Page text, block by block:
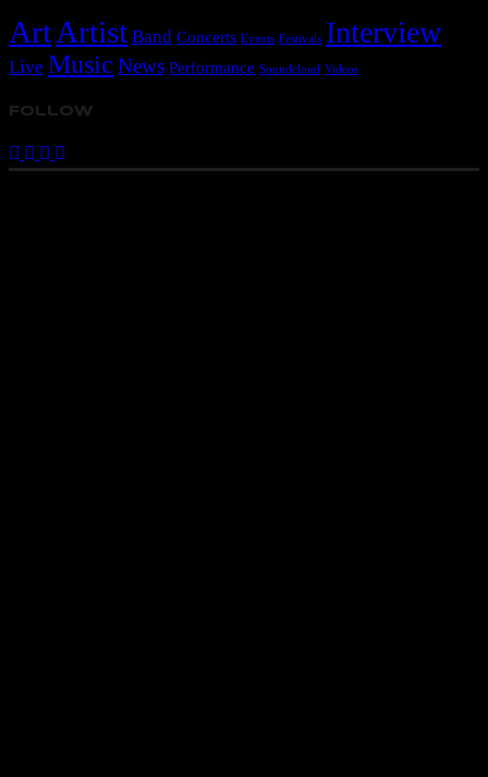
ArtArtist Band Concerts Events Festivals Interview
Live Music News Performance Soundcloud Videos
Follow